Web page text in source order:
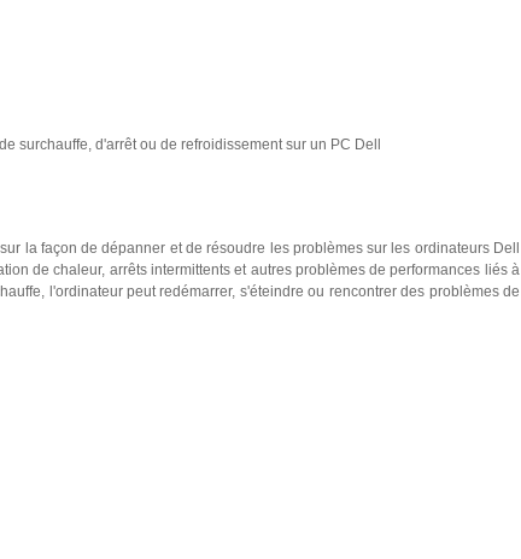
surchauffe, d'arrêt ou de refroidissement sur un PC Dell
la façon de dépanner et de résoudre les problèmes sur les ordinateurs Dell
de chaleur, arrêts intermittents et autres problèmes de performances liés à
l'ordinateur peut redémarrer, s'éteindre ou rencontrer des problèmes de